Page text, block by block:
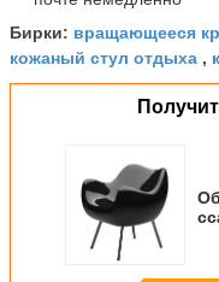
Бирки: вращающееся
кожаный стул отдыха ,